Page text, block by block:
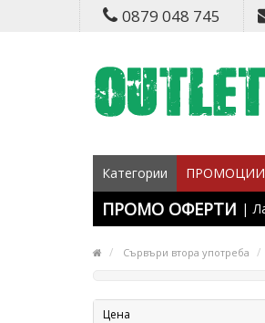
0879 048 745
Категории ПРОМОЦИИ
ПРОМО ОФЕРТИ |
Сървъри втора употреба
Цена